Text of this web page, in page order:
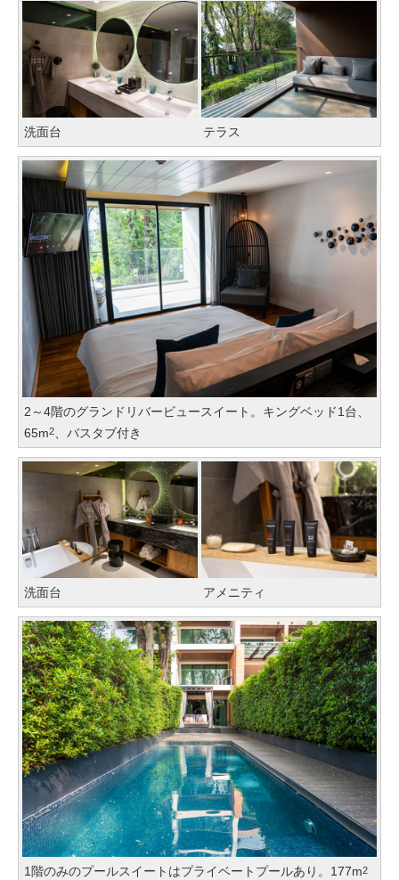
洗面台 テラス
2～4階のグランドリバービュースイート。キングベッド1台、
65m2、バスタブ付き
洗面台 アメニティ
1階のみのプールスイートはプライベートプールあり。177m2